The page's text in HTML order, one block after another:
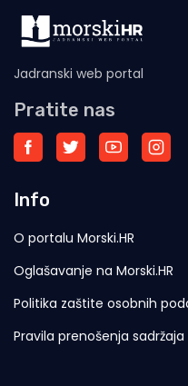
Jadranski web portal
Pratite nas
Info
O portalu Morski.HR
Oglašavanje na Morski.HR
Politika zaštite osobnih
Pravila prenošenja sadržaja